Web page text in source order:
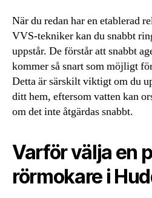
När du redan har en etablerad
VVS-tekniker kan du snabbt
uppstår. De förstår att snabbt
kommer så snart som möjligt
Detta är särskilt viktigt om du
ditt hem, eftersom vatten kan
om det inte åtgärdas snabbt.
Varför välja en
rörmokare i